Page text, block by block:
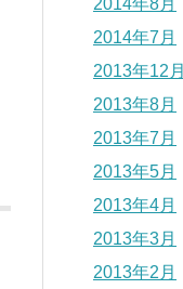
2014年7月
2013年12月
2013年8月
2013年7月
2013年5月
2013年4月
2013年3月
2013年2月